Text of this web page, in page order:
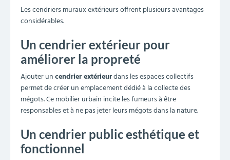
Les cendriers muraux extérieurs offrent plusieurs avantages
considérables.
Un cendrier extérieur pour
améliorer la propreté
Ajouter uncendrier extérieurdans les espaces collectifs
permet de créer un emplacement dédié à la collecte des
mégots. Ce mobilier urbain incite les fumeurs à être
responsables et à ne pas jeter leurs mégots dans la nature.
Un cendrier public esthétique et
fonctionnel